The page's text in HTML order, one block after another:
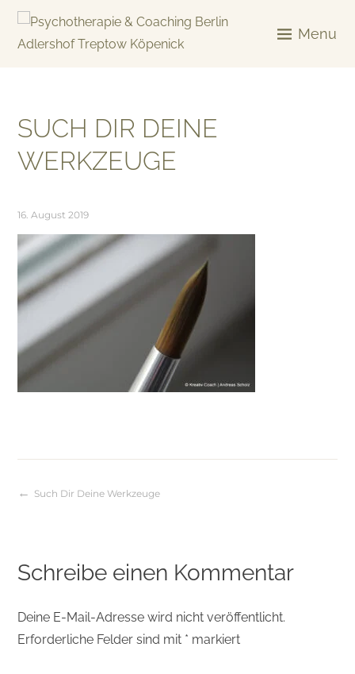
Skip
Menu
SUCH DIR DEINE
WERKZEUGE
16. August 2019
Beitragsnavigation
Such Dir Deine Werkzeuge
Schreibe einen Kommentar
Deine E-Mail-Adresse wird nicht veröffentlicht.
Erforderliche Felder sind mit * markiert